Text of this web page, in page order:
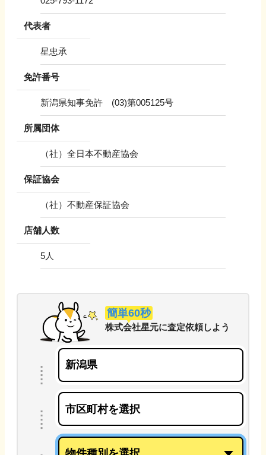
代表者
星忠承
免許番号
新潟県知事免許 (03)第005125号
所属団体
（社）全日本不動産協会
保証協会
（社）不動産保証協会
店舗人数
5人
簡単60秒
株式会社星元に査定依頼しよう